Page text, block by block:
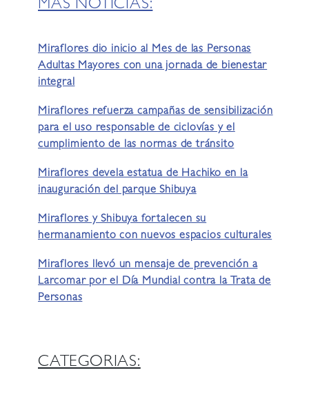
MÁS NOTICIAS:
Miraflores dio inicio al Mes de las Personas
Adultas Mayores con una jornada de bienestar
integral
Miraflores refuerza campañas de sensibilización
para el uso responsable de ciclovías y el
cumplimiento de las normas de tránsito
Miraflores devela estatua de Hachiko en la
inauguración del parque Shibuya
Miraflores y Shibuya fortalecen su
hermanamiento con nuevos espacios culturales
Miraflores llevó un mensaje de prevención a
Larcomar por el Día Mundial contra la Trata de
Personas
CATEGORIAS: